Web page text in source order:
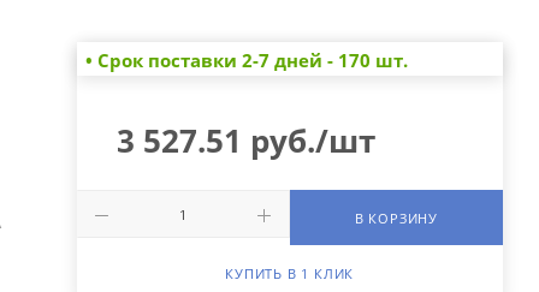
• Cрок поставки 2-7 дней - 170 шт.
3 527.51 руб./шт
В КОРЗИНУ
КУПИТЬ В 1 КЛИК